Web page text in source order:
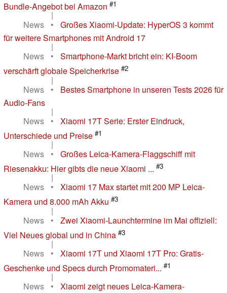
Bundle-Angebot bei Amazon #1
|
News
•
Großes Xiaomi-Update: HyperOS 3 kommt
für weitere Smartphones mit Android 17
|
News
•
Smartphone-Markt bricht ein: KI-Boom
verschärft globale Speicherkrise #2
|
News
•
Bestes Smartphone in unseren Tests 2026 für
Audio-Fans
|
News
•
Xiaomi 17T Serie: Erster Eindruck,
Unterschiede und Preise #1
|
News
•
Großes Leica-Kamera-Flaggschiff mit
Riesenakku: Hier gibts die neue Xiaomi ... #3
|
News
•
Xiaomi 17 Max startet mit 200 MP Leica-
Kamera und 8.000 mAh Akku #3
|
News
•
Zwei Xiaomi-Launchtermine im Mai offiziell:
Viel Neues global und in China #3
|
News
•
Xiaomi 17T und Xiaomi 17T Pro: Gratis-
Geschenke und Specs durch Promomateri... #1
|
News
•
Xiaomi zeigt neues Leica-Kamera-